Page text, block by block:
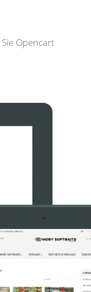
Opencart